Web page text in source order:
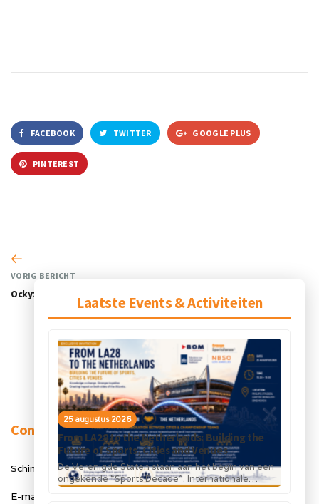
Laatste Events & Activiteiten
25 augustus 2026
From LA28 to the Netherlands: Building the
Future of Sports, Cities and Venues
De Verenigde Staten staan aan het begin van een
ongekende “Sports Decade”. Internationale
topsportevenementen en grote investeringen in
FACEBOOK TWITTER GOOGLE PLUS
PINTEREST
VORIG BERICHT
Ockyz
Contact
Schimmelt 40, 5611 ZX Eindhoven
E-mail: info@orangesportsforum.com